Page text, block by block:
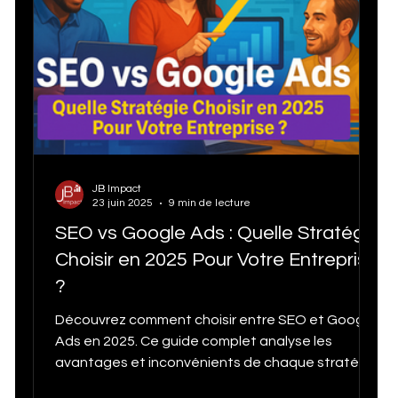
SEO Services Statistiques Vidéos Tik Tok
Agence SEO à Québec
Statistiques Médias Sociaux
Google my business tips and tricks
Stratégie Marketing 2025 Growth Marketing
SEO vs Google Ads : Quelle Stratégie
Choisir en 2025 Pour Votre Entreprise
?
Découvrez comment choisir entre SEO et Google
Ads en 2025. Ce guide complet analyse les
avantages et inconvénients de chaque stratégie
JB Impact
23 juin 2025
9 min de lecture